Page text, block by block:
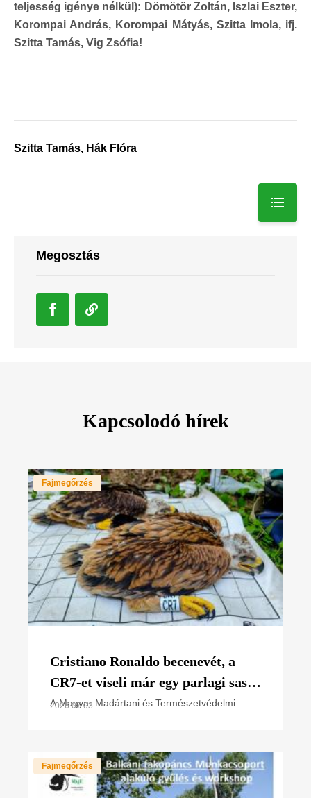
teljesség igénye nélkül): Dömötör Zoltán, Iszlai Eszter,
Korompai András, Korompai Mátyás, Szitta Imola, ifj.
Szitta Tamás, Vig Zsófia!
Szitta Tamás, Hák Flóra
Megosztás
Kapcsolodó hírek
Fajmegőrzés
Cristiano Ronaldo becenevét, a
CR7-et viseli már egy parlagi sas
fióka is
A Magyar Madártani és Természetvédelmi
2026.07.03
Fajmegőrzés